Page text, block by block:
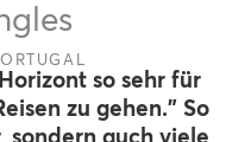
so sehr für
zu gehen." So